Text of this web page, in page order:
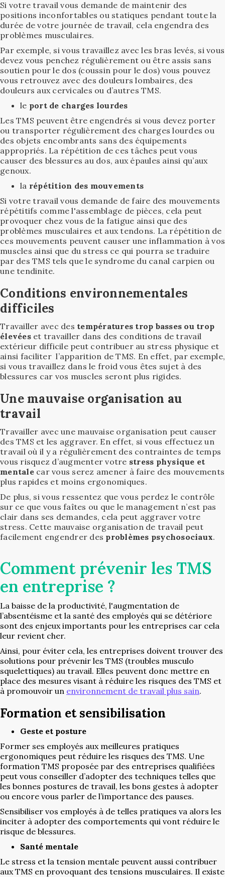
Si votre travail vous demande de maintenir des
positions inconfortables ou statiques pendant toute la
durée de votre journée de travail, cela engendra des
problèmes musculaires.
Par exemple, si vous travaillez avec les bras levés, si vous
devez vous penchez régulièrement ou être assis sans
soutien pour le dos (coussin pour le dos) vous pouvez
vous retrouvez avec des douleurs lombaires, des
douleurs aux cervicales ou d’autres TMS.
le port de charges lourdes
Les TMS peuvent être engendrés si vous devez porter
ou transporter régulièrement des charges lourdes ou
des objets encombrants sans des équipements
appropriés. La répétition de ces tâches peut vous
causer des blessures au dos, aux épaules ainsi qu’aux
genoux.
la répétition des mouvements
Si votre travail vous demande de faire des mouvements
répétitifs comme l'assemblage de pièces, cela peut
provoquer chez vous de la fatigue ainsi que des
problèmes musculaires et aux tendons. La répétition de
ces mouvements peuvent causer une inflammation à vos
muscles ainsi que du stress ce qui pourra se traduire
par des TMS tels que le syndrome du canal carpien ou
une tendinite.
Conditions environnementales
difficiles
Travailler avec des températures trop basses ou trop
élevéeset travailler dans des conditions de travail
extérieur difficile peut contribuer au stress physique et
ainsi faciliter l’apparition de TMS. En effet, par exemple,
si vous travaillez dans le froid vous êtes sujet à des
blessures car vos muscles seront plus rigides.
Une mauvaise organisation au
travail
Travailler avec une mauvaise organisation peut causer
des TMS et les aggraver. En effet, si vous effectuez un
travail où il y a régulièrement des contraintes de temps
vous risquez d’augmenter votre stress physique et
mentalecar vous serez amener à faire des mouvements
plus rapides et moins ergonomiques.
De plus, si vous ressentez que vous perdez le contrôle
sur ce que vous faîtes ou que le management n’est pas
clair dans ses demandes, cela peut aggraver votre
stress. Cette mauvaise organisation de travail peut
facilement engendrer des problèmes psychosociaux.
Comment prévenir les TMS
en entreprise ?
La baisse de la productivité, l'augmentation de
l’absentéisme et la santé des employés qui se détériore
sont des enjeux importants pour les entreprises car cela
leur revient cher.
Ainsi, pour éviter cela, les entreprises doivent trouver des
solutions pour prévenir les TMS (troubles musculo
squelettiques) au travail. Elles peuvent donc mettre en
place des mesures visant à réduire les risques des TMS et
à promouvoir un environnement de travail plus sain.
Formation et sensibilisation
Geste et posture
Former ses employés aux meilleures pratiques
ergonomiques peut réduire les risques des TMS. Une
formation TMS proposée par des entreprises qualifiées
peut vous conseiller d’adopter des techniques telles que
les bonnes postures de travail, les bons gestes à adopter
ou encore vous parler de l’importance des pauses.
Sensibiliser vos employés à de telles pratiques va alors les
inciter à adopter des comportements qui vont réduire le
risque de blessures.
Santé mentale
Le stress et la tension mentale peuvent aussi contribuer
aux TMS en provoquant des tensions musculaires. Il existe